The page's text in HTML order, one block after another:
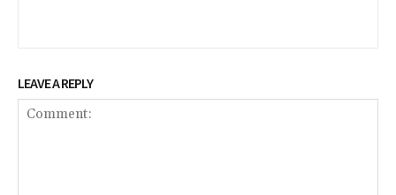
LEAVE A REPLY